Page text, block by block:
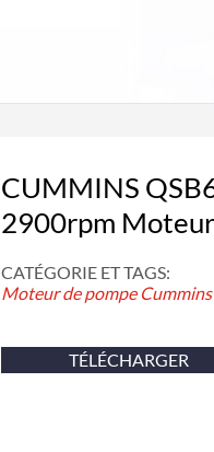
CUMMINS
2900rpm
CATÉGORIE ET ​​TAGS:
Moteur de pompe Cummins
TÉLÉCHARGER